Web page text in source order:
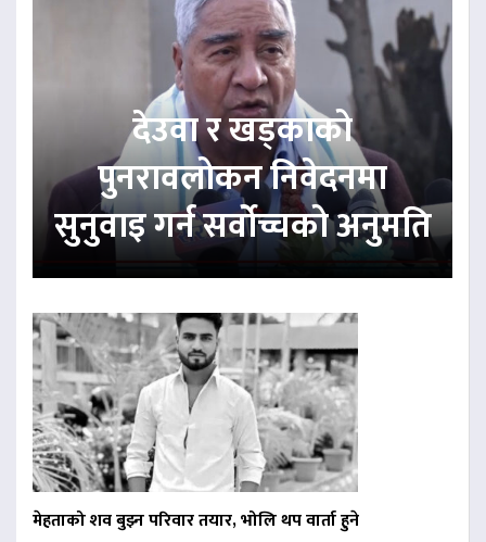
देउवा र खड्काको
पुनरावलोकन निवेदनमा
सुनुवाइ गर्न सर्वोच्चको अनुमति
मेहताको शव बुझ्न परिवार तयार, भोलि थप वार्ता हुने